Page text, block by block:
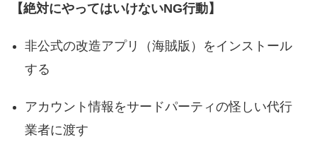
【絶対にやってはいけないNG行動】
非公式の改造アプリ（海賊版）をインストール
する
アカウント情報をサードパーティの怪しい代行
業者に渡す